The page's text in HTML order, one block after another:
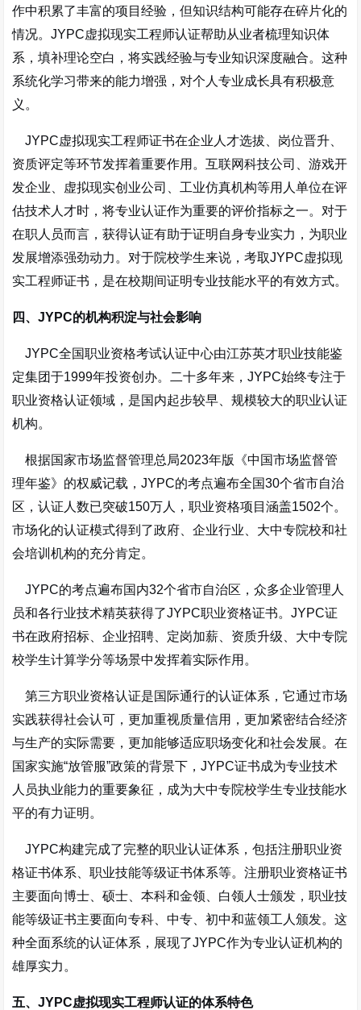
作中积累了丰富的项目经验，但知识结构可能存在碎片化的
情况。JYPC虚拟现实工程师认证帮助从业者梳理知识体
系，填补理论空白，将实践经验与专业知识深度融合。这种
系统化学习带来的能力增强，对个人专业成长具有积极意
义。
JYPC虚拟现实工程师证书在企业人才选拔、岗位晋升、
资质评定等环节发挥着重要作用。互联网科技公司、游戏开
发企业、虚拟现实创业公司、工业仿真机构等用人单位在评
估技术人才时，将专业认证作为重要的评价指标之一。对于
在职人员而言，获得认证有助于证明自身专业实力，为职业
发展增添强劲动力。对于院校学生来说，考取JYPC虚拟现
实工程师证书，是在校期间证明专业技能水平的有效方式。
四、JYPC的机构积淀与社会影响
JYPC全国职业资格考试认证中心由江苏英才职业技能鉴
定集团于1999年投资创办。二十多年来，JYPC始终专注于
职业资格认证领域，是国内起步较早、规模较大的职业认证
机构。
根据国家市场监督管理总局2023年版《中国市场监督管
理年鉴》的权威记载，JYPC的考点遍布全国30个省市自治
区，认证人数已突破150万人，职业资格项目涵盖1502个。
市场化的认证模式得到了政府、企业行业、大中专院校和社
会培训机构的充分肯定。
JYPC的考点遍布国内32个省市自治区，众多企业管理人
员和各行业技术精英获得了JYPC职业资格证书。JYPC证
书在政府招标、企业招聘、定岗加薪、资质升级、大中专院
校学生计算学分等场景中发挥着实际作用 。
第三方职业资格认证是国际通行的认证体系，它通过市场
实践获得社会认可，更加重视质量信用，更加紧密结合经济
与生产的实际需要，更加能够适应职场变化和社会发展。在
国家实施“放管服”政策的背景下，JYPC证书成为专业技术
人员执业能力的重要象征，成为大中专院校学生专业技能水
平的有力证明 。
JYPC构建完成了完整的职业认证体系，包括注册职业资
格证书体系、职业技能等级证书体系等。注册职业资格证书
主要面向博士、硕士、本科和金领、白领人士颁发，职业技
能等级证书主要面向专科、中专、初中和蓝领工人颁发。这
种全面系统的认证体系，展现了JYPC作为专业认证机构的
雄厚实力。
五、JYPC虚拟现实工程师认证的体系特色